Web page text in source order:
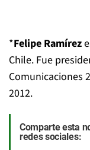
*Felipe Ramírez
Chile. Fue
Comunicaciones
2012.
Comparte esta
redes sociales: